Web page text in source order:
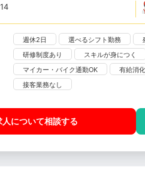
週休2日 選べるシフト勤務
研修制度あり
スキルが身につく
マイカー・バイク通勤OK
有給消
接客業務なし
人について相談する